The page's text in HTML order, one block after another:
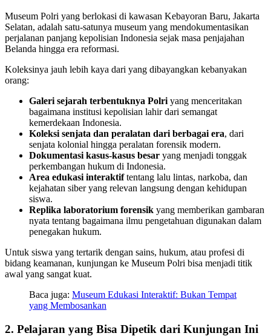
Museum Polri yang berlokasi di kawasan Kebayoran Baru, Jakarta
Selatan, adalah satu-satunya museum yang mendokumentasikan
perjalanan panjang kepolisian Indonesia sejak masa penjajahan
Belanda hingga era reformasi.
Koleksinya jauh lebih kaya dari yang dibayangkan kebanyakan
orang:
Galeri sejarah terbentuknya Polri yang menceritakan
bagaimana institusi kepolisian lahir dari semangat
kemerdekaan Indonesia.
Koleksi senjata dan peralatan dari berbagai era, dari
senjata kolonial hingga peralatan forensik modern.
Dokumentasi kasus-kasus besar yang menjadi tonggak
perkembangan hukum di Indonesia.
Area edukasi interaktiftentang lalu lintas, narkoba, dan
kejahatan siber yang relevan langsung dengan kehidupan
siswa.
Replika laboratorium forensik yang memberikan gambaran
nyata tentang bagaimana ilmu pengetahuan digunakan dalam
penegakan hukum.
Untuk siswa yang tertarik dengan sains, hukum, atau profesi di
bidang keamanan, kunjungan ke Museum Polri bisa menjadi titik
awal yang sangat kuat.
Baca juga: Museum Edukasi Interaktif: Bukan Tempat
yang Membosankan
2. Pelajaran yang Bisa Dipetik dari Kunjungan Ini